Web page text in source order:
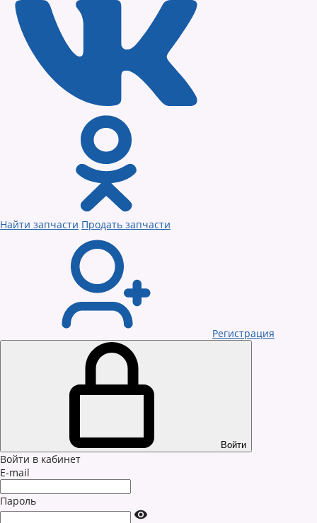
Найти запчасти Продать запчасти
Регистрация
Войти
Войти в кабинет
E-mail
Пароль